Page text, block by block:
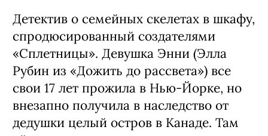
Детектив о семейных скелетах в шкафу,
спродюсированный создателями
«Сплетницы». Девушка Энни (Элла
Рубин из «Дожить до рассвета») все
свои 17 лет прожила в Нью-Йорке, но
внезапно получила в наследство от
дедушки целый остров в Канаде. Там